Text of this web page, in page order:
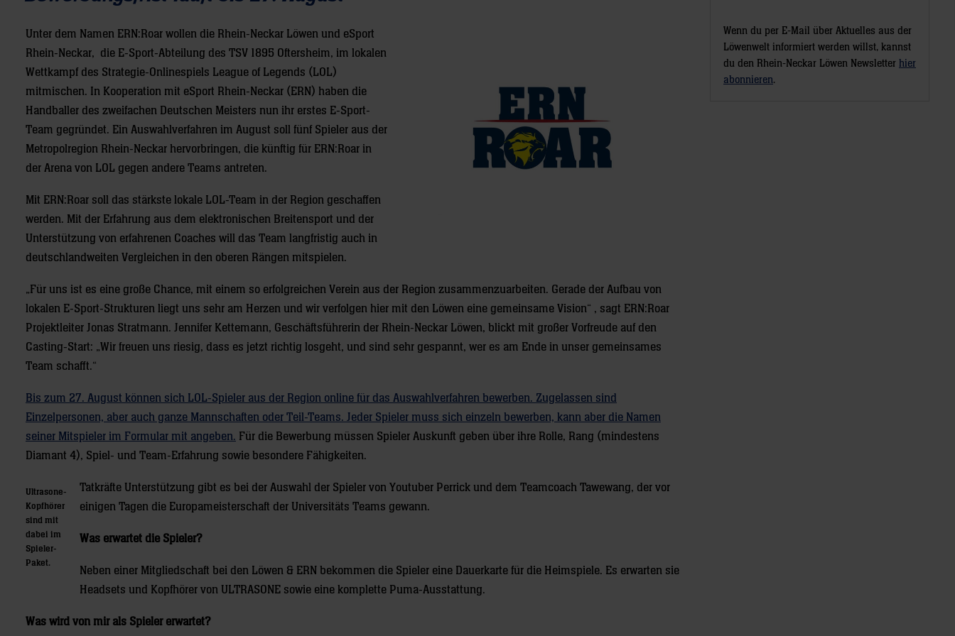
Unter dem Namen ERN:Roar wollen die Rhein-Neckar Löwen und eSport
Rhein-Neckar, die E-Sport-Abteilung des TSV 1895 Oftersheim, im lokalen
Wettkampf des Strategie-Onlinespiels League of Legends (LOL)
mitmischen. In Kooperation mit eSport Rhein-Neckar (ERN) haben die
Handballer des zweifachen Deutschen Meisters nun ihr erstes E-Sport-
Team gegründet. Ein Auswahlverfahren im August soll fünf Spieler aus der
Metropolregion Rhein-Neckar hervorbringen, die künftig für ERN:Roar in
der Arena von LOL gegen andere Teams antreten.
Mit ERN:Roar soll das stärkste lokale LOL-Team in der Region geschaffen
werden. Mit der Erfahrung aus dem elektronischen Breitensport und der
Unterstützung von erfahrenen Coaches will das Team langfristig auch in
deutschlandweiten Vergleichen in den oberen Rängen mitspielen.
„Für uns ist es eine große Chance, mit einem so erfolgreichen Verein aus der Region zusammenzuarbeiten. Gerade der Aufbau von
lokalen E-Sport-Strukturen liegt uns sehr am Herzen und wir verfolgen hier mit den Löwen eine gemeinsame Vision“ , sagt ERN:Roar
Projektleiter Jonas Stratmann. Jennifer Kettemann, Geschäftsführerin der Rhein-Neckar Löwen, blickt mit großer Vorfreude auf den
Casting-Start: „Wir freuen uns riesig, dass es jetzt richtig losgeht, und sind sehr gespannt, wer es am Ende in unser gemeinsames
Team schafft.“
Bis zum 27. August können sich LOL-Spieler aus der Region online für das Auswahlverfahren bewerben. Zugelassen sind
Einzelpersonen, aber auch ganze Mannschaften oder Teil-Teams. Jeder Spieler muss sich einzeln bewerben, kann aber die Namen
seiner Mitspieler im Formular mit angeben. Für die Bewerbung müssen Spieler Auskunft geben über ihre Rolle, Rang (mindestens
Diamant 4), Spiel- und Team-Erfahrung sowie besondere Fähigkeiten.
Ultrasone-
Kopfhörer
sind mit
dabei im
Spieler-
Paket.
Tatkräfte Unterstützung gibt es bei der Auswahl der Spieler von Youtuber Perrick und dem Teamcoach Tawewang, der vor
einigen Tagen die Europameisterschaft der Universitäts Teams gewann.
Was erwartet die Spieler?
Neben einer Mitgliedschaft bei den Löwen & ERN bekommen die Spieler eine Dauerkarte für die Heimspiele. Es erwarten sie
Headsets und Kopfhörer von ULTRASONE sowie eine komplette Puma-Ausstattung.
Was wird von mir als Spieler erwartet?
Wenn du per E-Mail über Aktuelles aus der
Löwenwelt informiert werden willst, kannst
du den Rhein-Neckar Löwen Newsletter hier
abonnieren.